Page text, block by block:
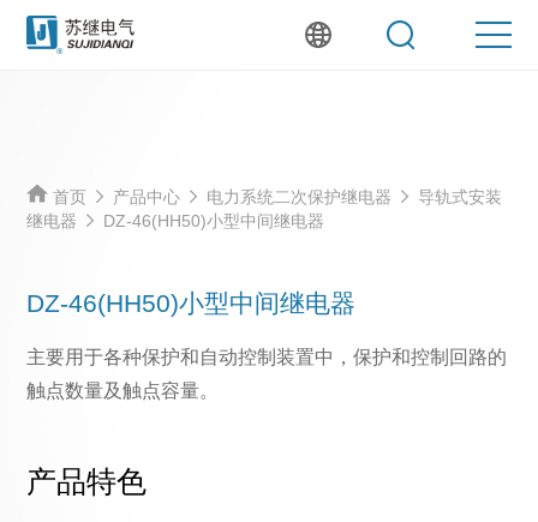
首页 产品中心 电力系统二次保护继电器
导轨式安装
继电器
DZ-46(HH50)小型中间继电器
DZ-46(HH50)小型中间继电器
主要用于各种保护和自动控制装置中，保护和控制回路的
触点数量及触点容量。
产品特色